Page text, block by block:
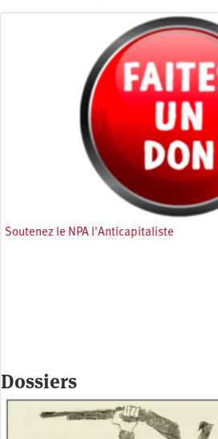
Soutenez le NPA l'Anticapitaliste
Dossiers